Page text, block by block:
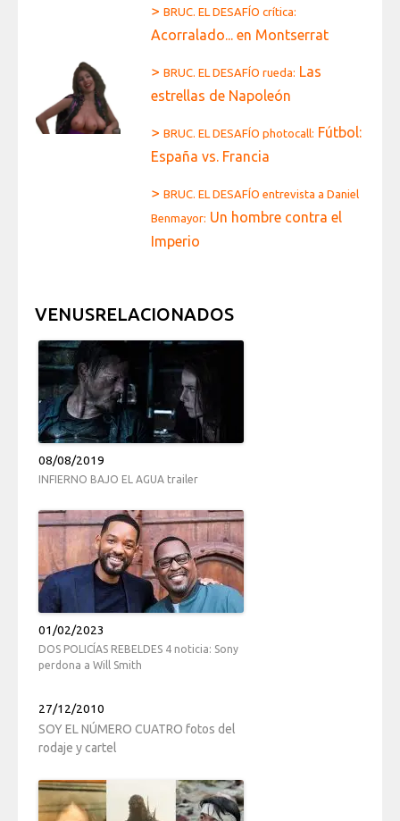
> BRUC. EL DESAFÍO crítica:
Acorralado... en Montserrat
> BRUC. EL DESAFÍO rueda: Las
estrellas de Napoleón
> BRUC. EL DESAFÍO photocall: Fútbol:
España vs. Francia
> BRUC. EL DESAFÍO entrevista a Daniel
Benmayor: Un hombre contra el
Imperio
VENUSRELACIONADOS
08/08/2019
INFIERNO BAJO EL AGUA trailer
01/02/2023
DOS POLICÍAS REBELDES 4 noticia: Sony
perdona a Will Smith
27/12/2010
SOY EL NÚMERO CUATRO fotos del
rodaje y cartel